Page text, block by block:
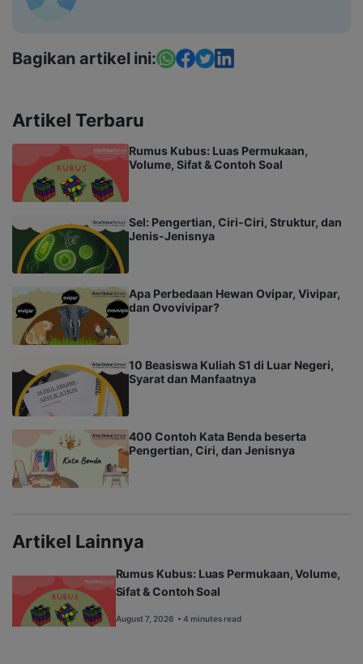
Bagikan artikel ini:
Artikel Terbaru
Rumus Kubus: Luas Permukaan,
Volume, Sifat & Contoh Soal
Sel: Pengertian, Ciri-Ciri, Struktur, dan
Jenis-Jenisnya
Apa Perbedaan Hewan Ovipar, Vivipar,
dan Ovovivipar?
10 Beasiswa Kuliah S1 di Luar Negeri,
Syarat dan Manfaatnya
400 Contoh Kata Benda beserta
Pengertian, Ciri, dan Jenisnya
Artikel Lainnya
Rumus Kubus: Luas Permukaan, Volume,
Sifat & Contoh Soal
August 7, 2026 • 4 minutes read